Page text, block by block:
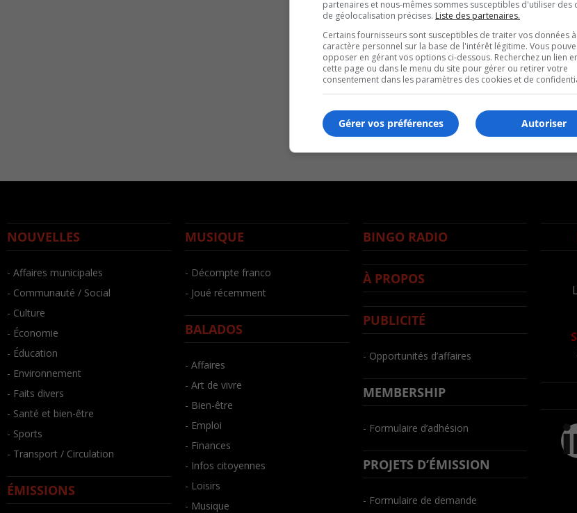
NOUVELLES
- Affaires municipales
- Communauté / Social
- Culture
- Économie
- Éducation
- Environnement
- Faits divers
- Santé et bien-être
- Sports
- Transport / Circulation
ÉMISSIONS
MUSIQUE
- Décompte franco
- Joué récemment
BALADOS
- Affaires
- Art de vivre
- Bien-être
- Emploi
- Finances
- Infos citoyennes
- Loisirs
- Musique
BINGO RADIO
À PROPOS
PUBLICITÉ
- Opportunités d’affaires
MEMBERSHIP
- Formulaire d’adhésion
PROJETS D’ÉMISSION
- Formulaire de demande
partenaires et nous-mêmes sommes susceptibles d'utiliser des
de géolocalisation précises. Liste des partenaires.
Certains fournisseurs sont susceptibles de traiter vos données à
caractère personnel sur la base de l'intérêt légitime. Vous
opposer en gérant vos options ci-dessous. Recherchez un lien
cette page ou dans le menu du site pour gérer ou retirer votre
consentement dans les paramètres des cookies et de
Autoriser
Gérer vos préférences